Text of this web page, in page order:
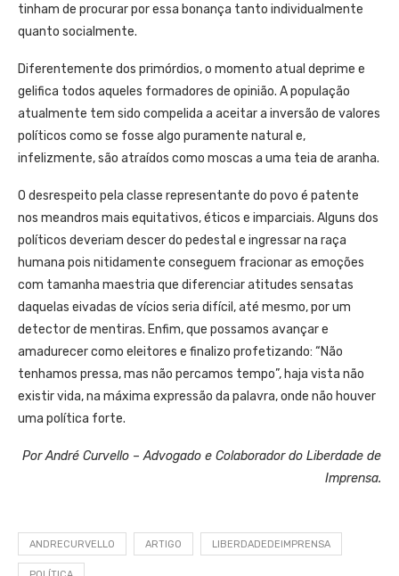
tinham de procurar por essa bonança tanto individualmente
quanto socialmente.
Diferentemente dos primórdios, o momento atual deprime e
gelifica todos aqueles formadores de opinião. A população
atualmente tem sido compelida a aceitar a inversão de valores
políticos como se fosse algo puramente natural e,
infelizmente, são atraídos como moscas a uma teia de aranha.
O desrespeito pela classe representante do povo é patente
nos meandros mais equitativos, éticos e imparciais. Alguns dos
políticos deveriam descer do pedestal e ingressar na raça
humana pois nitidamente conseguem fracionar as emoções
com tamanha maestria que diferenciar atitudes sensatas
daquelas eivadas de vícios seria difícil, até mesmo, por um
detector de mentiras. Enfim, que possamos avançar e
amadurecer como eleitores e finalizo profetizando: “Não
tenhamos pressa, mas não percamos tempo”, haja vista não
existir vida, na máxima expressão da palavra, onde não houver
uma política forte.
Por André Curvello – Advogado e Colaborador do Liberdade de
Imprensa.
ANDRECURVELLO ARTIGO LIBERDADEDEIMPRENSA